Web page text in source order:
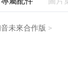
未來合作版